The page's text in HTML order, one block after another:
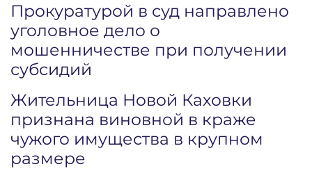
Прокуратурой в суд направлено
уголовное дело о
мошенничестве при получении
субсидий
Жительница Новой Каховки
признана виновной в краже
чужого имущества в крупном
размере